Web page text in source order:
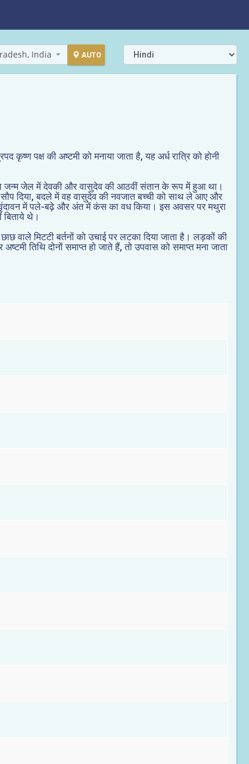
India AUTO
कृष्ण पक्ष की अष्टमी को मनाया जाता है, यह अर्ध रात्रि को होनी
जन्म जेल में देवकी और वासुदेव की आठवीं संतान के रूप में हुआ था।
दिया, बदले में वह वासुदेव की नवजात बच्ची को साथ ले आए और
वृंदावन में पले-बढ़े और अंत में कंस का वध किया। इस अवसर पर मथुरा
थे।
वाले मिटटी बर्तनों को उचाई पर लटका दिया जाता है। लड़कों की
तिथि दोनों समाप्त हो जाते हैं, तो उपवास को समाप्त मना जाता